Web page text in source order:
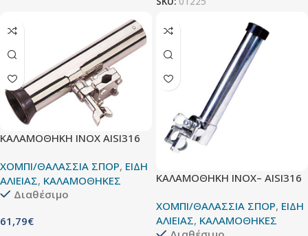
ΚΑΛΑΜΟΘΗΚΗ ΙΝΟΧ AISI316
ΧΟΜΠΙ/ΘΑΛΑΣΣΙΑ ΣΠΟΡ, ΕΙΔΗ
ΑΛΙΕΙΑΣ, ΚΑΛΑΜΟΘΗΚΕΣ
Διαθέσιμο
61,79€
ΚΑΛΑΜΟΘΗΚΗ ΙΝΟΧ– AISI316
ΧΟΜΠΙ/ΘΑΛΑΣΣΙΑ ΣΠΟΡ, ΕΙΔΗ
ΑΛΙΕΙΑΣ, ΚΑΛΑΜΟΘΗΚΕΣ